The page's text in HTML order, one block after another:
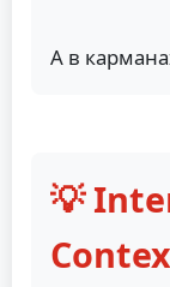
А в
💡